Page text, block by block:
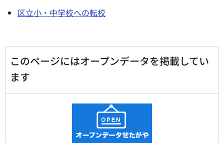
区立小・中学校への転校
このページにはオープンデータを掲載してい
ます